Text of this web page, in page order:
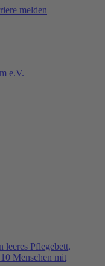
melden